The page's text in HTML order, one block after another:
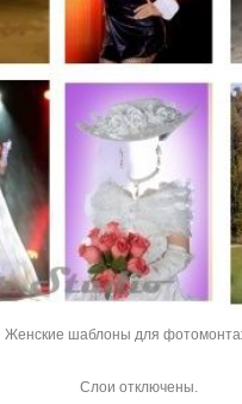
Женские шаблоны для
Слои отключены.